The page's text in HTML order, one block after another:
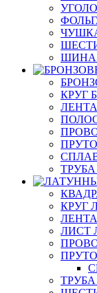
ШИНА
КРУГ
КРУГ
ЛИСТ